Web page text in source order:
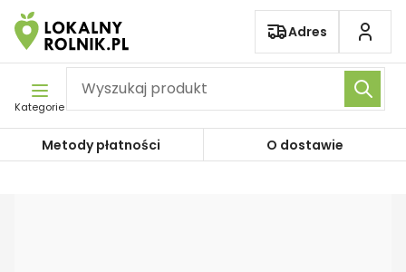
Pomiń nawigację
Adres
Kategorie
Metody płatności O dostawie